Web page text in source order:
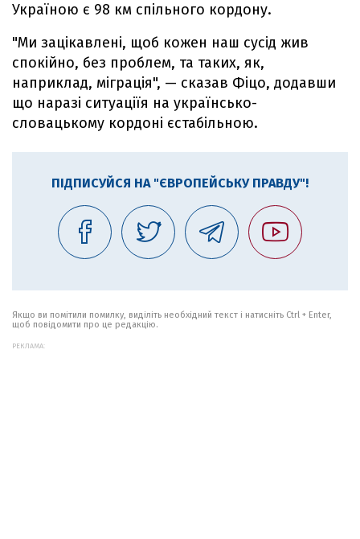
Україною є 98 км спільного кордону.
"Ми зацікавлені, щоб кожен наш сусід жив
спокійно, без проблем, та таких, як,
наприклад, міграція", — сказав Фіцо, додавши
що наразі ситуаціїя на українсько-
словацькому кордоні єстабільною.
ПІДПИСУЙСЯ НА "ЄВРОПЕЙСЬКУ ПРАВДУ"!
Якщо ви помітили помилку, виділіть необхідний текст і натисніть Ctrl + Enter,
щоб повідомити про це редакцію.
РЕКЛАМА: